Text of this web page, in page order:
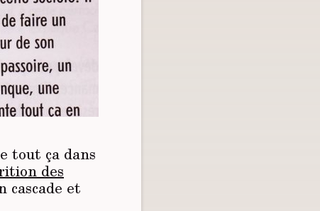
tout ça dans
des
cascade et